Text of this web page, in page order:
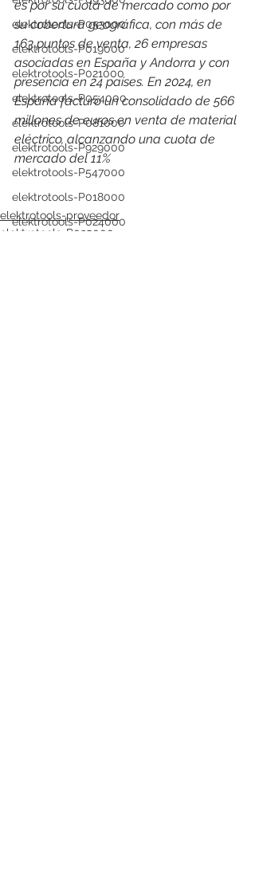
elektrotools-P053000
elektrotools-P019000
elektrotools-P021000
elektrotools-P054000
elektrotools-P081000
elektrotools-P929000
elektrotools-P547000
elektrotools-P018000
elektrotools-P024000
es por su cuota de mercado como por
su cobertura geográfica, con más de
163 puntos de venta, 26 empresas
asociadas en España y Andorra y con
presencia en 24 países. En 2024, en
España facturó un consolidado de 566
millones de euros en venta de material
eléctrico, alcanzando una cuota de
mercado del 11%
elektrotools-proveedor
elektrotools-P025000